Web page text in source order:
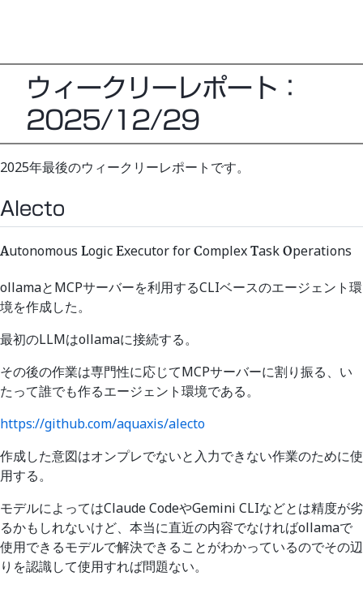
ウィークリーレポート：
2025/12/29
2025年最後のウィークリーレポートです。
Alecto
Autonomous Logic Executor for Complex Task Operations
ollamaとMCPサーバーを利用するCLIベースのエージェント環
境を作成した。
最初のLLMはollamaに接続する。
その後の作業は専門性に応じてMCPサーバーに割り振る、い
たって誰でも作るエージェント環境である。
https://github.com/aquaxis/alecto
作成した意図はオンプレでないと入力できない作業のために使
用する。
モデルによってはClaude CodeやGemini CLIなどとは精度が劣
るかもしれないけど、本当に直近の内容でなければollamaで
使用できるモデルで解決できることがわかっているのでその辺
りを認識して使用すれば問題ない。